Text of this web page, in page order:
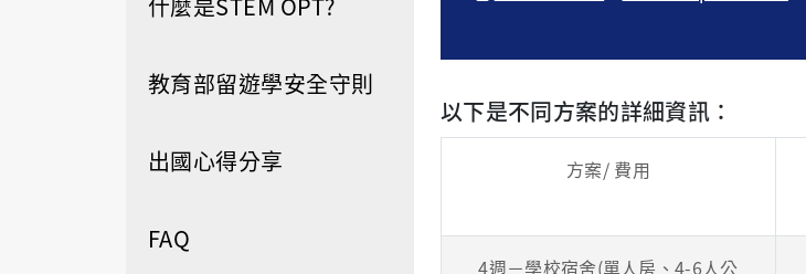
教育部留遊學安全守則
出國心得分享
FAQ
以下是不同方案的詳細資訊：
方案/ 費用
4週－學校宿舍(單人房、4-6人公